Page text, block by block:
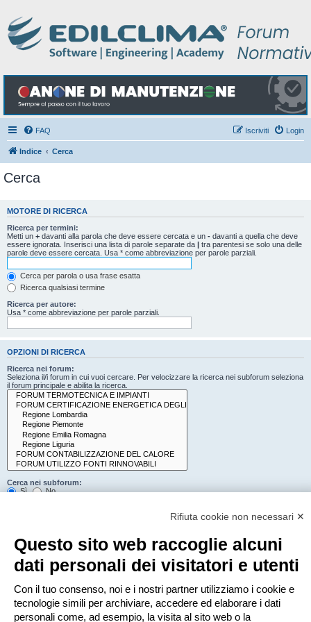
FAQ Login
Iscriviti
Indice Cerca
Cerca
MOTORE DI RICERCA
Ricerca per termini:
Metti un + davanti alla parola che deve essere cercata e un - davanti a quella che deve
essere ignorata. Inserisci una lista di parole separate da | tra parentesi se solo una delle
parole deve essere cercata. Usa * come abbreviazione per parole parziali.
Cerca per parola o usa frase esatta
Ricerca qualsiasi termine
Ricerca per autore:
Usa * come abbreviazione per parole parziali.
OPZIONI DI RICERCA
Ricerca nei forum:
Seleziona il/i forum in cui vuoi cercare. Per velocizzare la ricerca nei subforum seleziona
il forum principale e abilita la ricerca.
Cerca nei subforum:
Sì
No
Solo tra i titoli degli argomenti
Solo il primo messaggio dell’argomento
Mostra i risultati come:
Messaggi
Argomenti
Ordina risultati per:
Crescente
Decrescente
Rifiuta cookie non necessari ✕
Questo sito web raccoglie alcuni
dati personali dei visitatori e utenti
Con il tuo consenso, noi e i nostri partner utilizziamo i cookie e
tecnologie simili per archiviare, accedere ed elaborare i dati
personali come, ad esempio, la visita al sito web o la